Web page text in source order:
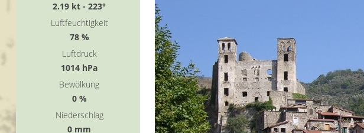
2.19 kt - 223°
Luftfeuchtigkeit
78 %
Luftdruck
1014 hPa
Bewölkung
0 %
Niederschlag
0 mm